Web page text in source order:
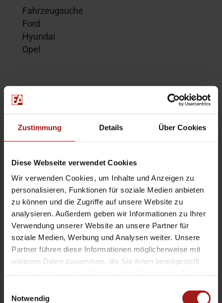
Zustimmung Details Über Cookies
Diese Webseite verwendet Cookies
Wir verwenden Cookies, um Inhalte und Anzeigen zu
personalisieren, Funktionen für soziale Medien anbieten
zu können und die Zugriffe auf unsere Website zu
analysieren. Außerdem geben wir Informationen zu Ihrer
Verwendung unserer Website an unsere Partner für
soziale Medien, Werbung und Analysen weiter. Unsere
Partner führen diese Informationen möglicherweise mit
weiteren Daten zusammen, die Sie ihnen bereitgestellt
Notwendig
Fahrzeugsuche
Ford
Hyundai
Opel
Kontakt
Probefahrt
Service-Termin
EA Standorte
Ebbinghaus am Flughafen – Dortmund Sölde
Ebbinghaus am Tierpark – Dortmund Kirchhörde
Ebbinghaus Autozentrum – Dortmund Dorstfeld
Ebbinghaus Ford Store – Bochum
Ebbinghaus in Hamm
Ebbinghaus in Kamen
Ebbinghaus in Unna